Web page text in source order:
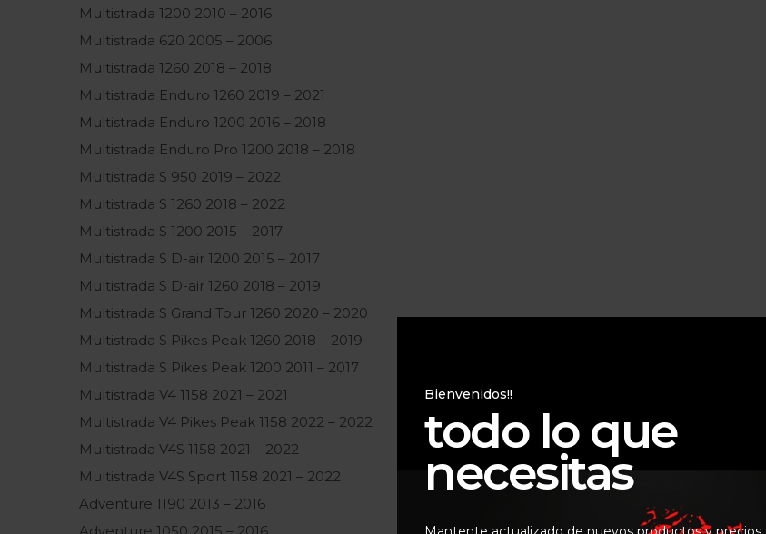
Multistrada 1200 2010 – 2016
Multistrada 620 2005 – 2006
Multistrada 1260 2018 – 2018
Multistrada Enduro 1260 2019 – 2021
Multistrada Enduro 1200 2016 – 2018
Multistrada Enduro Pro 1200 2018 – 2018
Multistrada S 950 2019 – 2022
Multistrada S 1260 2018 – 2022
Multistrada S 1200 2015 – 2017
Multistrada S D-air 1200 2015 – 2017
Multistrada S D-air 1260 2018 – 2019
Multistrada S Grand Tour 1260 2020 – 2020
Multistrada S Pikes Peak 1260 2018 – 2019
Multistrada S Pikes Peak 1200 2011 – 2017
Multistrada V4 1158 2021 – 2021
Multistrada V4 Pikes Peak 1158 2022 – 2022
Multistrada V4S 1158 2021 – 2022
Multistrada V4S Sport 1158 2021 – 2022
Adventure 1190 2013 – 2016
Bienvenidos!!
todo lo que
necesitas